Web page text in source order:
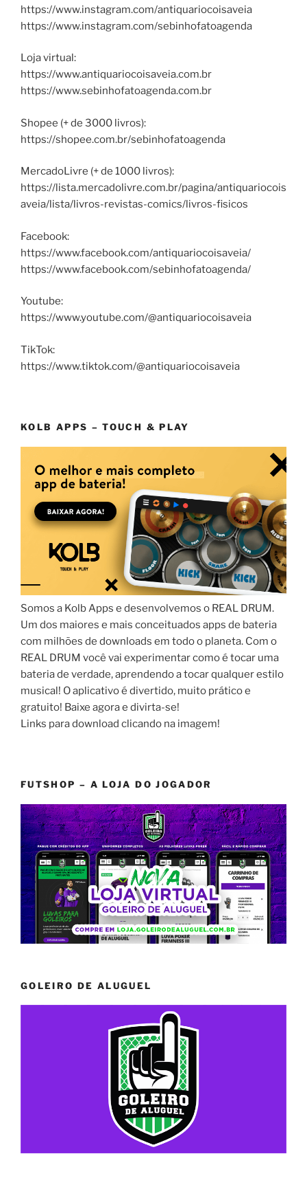
https://www.instagram.com/antiquariocoisaveia
https://www.instagram.com/sebinhofatoagenda
Loja virtual:
https://www.antiquariocoisaveia.com.br
https://www.sebinhofatoagenda.com.br
Shopee (+ de 3000 livros):
https://shopee.com.br/sebinhofatoagenda
MercadoLivre (+ de 1000 livros):
https://lista.mercadolivre.com.br/pagina/antiquariocois
aveia/lista/livros-revistas-comics/livros-fisicos
Facebook:
https://www.facebook.com/antiquariocoisaveia/
https://www.facebook.com/sebinhofatoagenda/
Youtube:
https://www.youtube.com/@antiquariocoisaveia
TikTok:
https://www.tiktok.com/@antiquariocoisaveia
KOLB APPS – TOUCH & PLAY
Somos a Kolb Apps e desenvolvemos o REAL DRUM.
Um dos maiores e mais conceituados apps de bateria
com milhões de downloads em todo o planeta. Com o
REAL DRUM você vai experimentar como é tocar uma
bateria de verdade, aprendendo a tocar qualquer estilo
musical! O aplicativo é divertido, muito prático e
gratuito! Baixe agora e divirta-se!
Links para download clicando na imagem!
FUTSHOP – A LOJA DO JOGADOR
GOLEIRO DE ALUGUEL